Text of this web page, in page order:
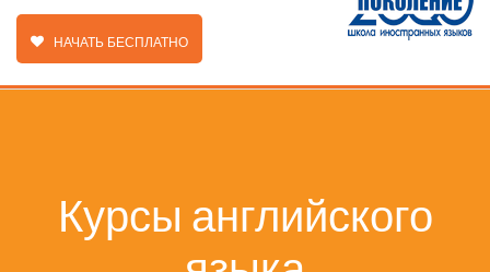
Toggle
ЗАКАЗАТЬ ЗВОНОК
НАЧАТЬ БЕСПЛАТНО
Курсы английского